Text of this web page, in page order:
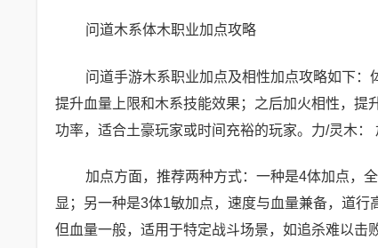
问道木系体木职业加点攻略
问道手游木系职业加点及相性加点攻略如下：
提升血量上限和木系技能效果；之后加火相性，
功率，适合土豪玩家或时间充裕的玩家。力/灵木：
加点方面，推荐两种方式：一种是4体加点，
显；另一种是3体1敏加点，速度与血量兼备，道
但血量一般，适用于特定战斗场景，如追杀难以击